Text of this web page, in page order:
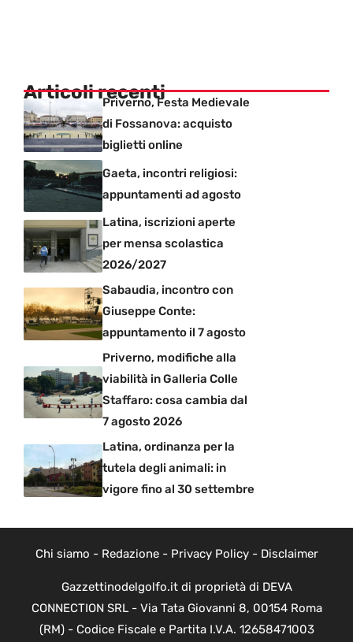
Articoli recentiPriverno, Festa Medievale
di Fossanova: acquisto
biglietti online
Gaeta, incontri religiosi:
appuntamenti ad agosto
Latina, iscrizioni aperte
per mensa scolastica
2026/2027
Sabaudia, incontro con
Giuseppe Conte:
appuntamento il 7 agosto
Priverno, modifiche alla
viabilità in Galleria Colle
Staffaro: cosa cambia dal
7 agosto 2026
Latina, ordinanza per la
tutela degli animali: in
vigore fino al 30 settembre
Chi siamo - Redazione- Privacy Policy- Disclaimer
Gazzettinodelgolfo.it di proprietà di DEVA
CONNECTION SRL - Via Tata Giovanni 8, 00154 Roma
(RM) - Codice Fiscale e Partita I.V.A. 12658471003